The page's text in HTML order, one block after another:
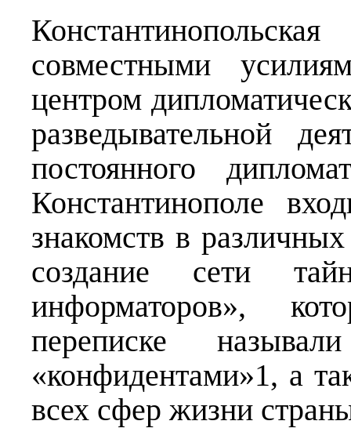
совместными
центром
разведывательной
постоянного
Константинополе
знакомств в
создание сети
информаторов»,
переписке
«конфидентами»1, а
всех сфер жизни